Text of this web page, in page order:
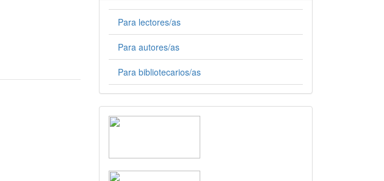
Para lectores/as
Para autores/as
Para bibliotecarios/as